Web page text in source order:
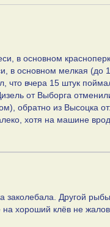
в основном
в основном мелкая (до
вчера 15 штук
от Выборга
обратно из Высоцка
хотя на машине
заколебала. Другой
хороший клёв не